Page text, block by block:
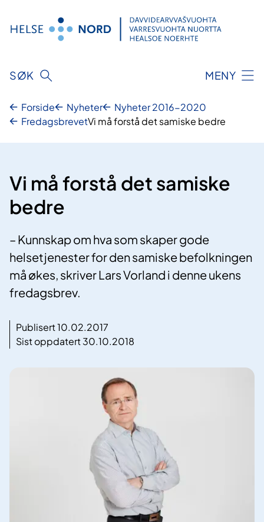
innhold
SØK MENY
Forside Nyheter
Nyheter 2016-2020
FredagsbrevetVi må forstå det samiske bedre
Vi må forstå det samiske
bedre
– Kunnskap om hva som skaper gode
helsetjenester for den samiske befolkningen
må økes, skriver Lars Vorland i denne ukens
fredagsbrev.
Publisert 10.02.2017
Sist oppdatert 30.10.2018